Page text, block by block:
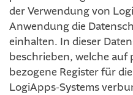
der Verwendung von
Anwendung die
einhalten. In dieser
beschrieben, welche auf
bezogene Register für
LogiApps-Systems